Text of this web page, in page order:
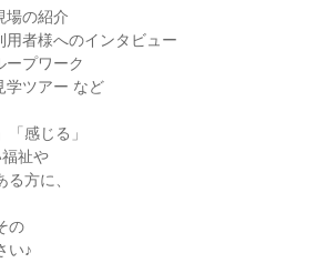
場の紹介
者様へのインタビュー
ープワーク
学ツアー など
感じる」
福祉や
方に、
の
い♪